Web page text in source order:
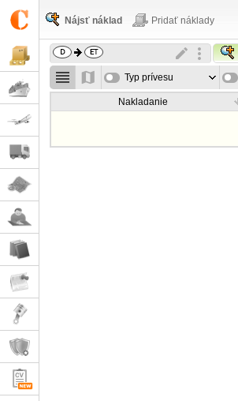
Nájsť náklad Pridať náklady
Typ prívesu
Nakladanie